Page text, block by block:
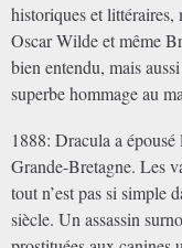
historiques et littéraires,
Oscar Wilde et même
bien entendu, mais
superbe hommage au
1888: Dracula a
Grande-Bretagne. Les
tout n’est pas si simple
siècle. Un assassin